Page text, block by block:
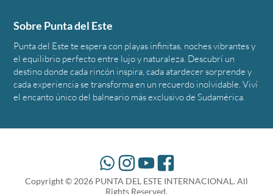
Sobre Punta del Este
Punta del Este te espera con playas infinitas, noches vibrantes y
el equilibrio perfecto entre lujo y naturaleza. Descubrí un
destino donde cada rincón inspira, cada atardecer sorprende y
cada experiencia se transforma en un recuerdo inolvidable. Viví
el encanto único del balneario más exclusivo de Sudamérica.
Copyright © 2026 PUNTA DEL ESTE INTERNACIONAL. All
Rights Reserved.